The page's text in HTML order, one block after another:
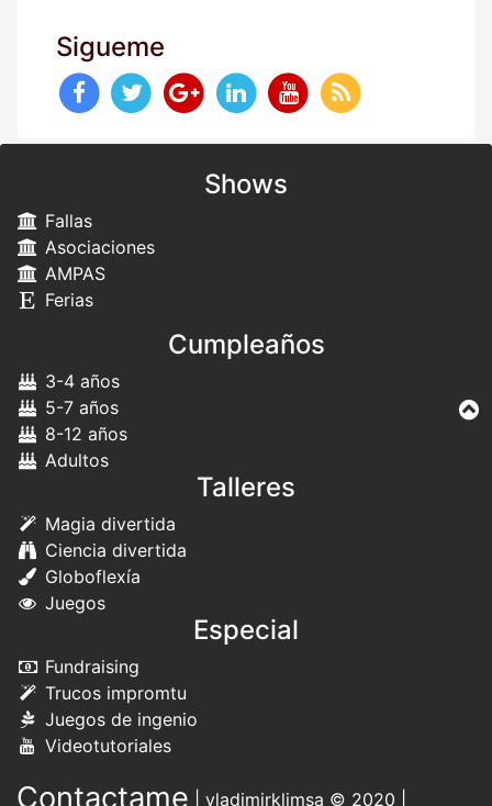
Sigueme
Shows
Fallas
Asociaciones
AMPAS
Ferias
Cumpleaños
3-4 años
5-7 años
8-12 años
Adultos
Talleres
Magia divertida
Ciencia divertida
Globoflexía
Juegos
Especial
Fundraising
Trucos impromtu
Juegos de ingenio
Videotutoriales
Contactame vladimirklimsa © 2020 |